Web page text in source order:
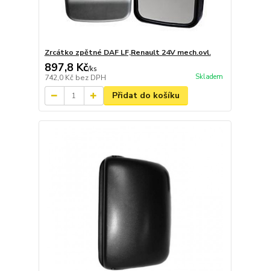
Zrcátko zpětné DAF LF,Renault 24V mech.ovl.
897,8 Kč/ks
742,0 Kč bez DPH Skladem
Přidat do košíku